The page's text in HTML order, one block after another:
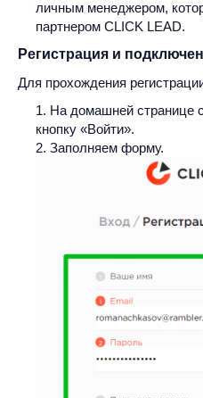
личным менеджером,
партнером CLICK LEAD.
Регистрация и
Для прохождения
На домашней странице
кнопку «Войти».
Заполняем форму.